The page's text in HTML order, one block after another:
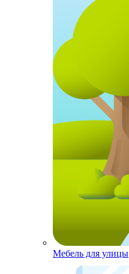
Мебель для улицы